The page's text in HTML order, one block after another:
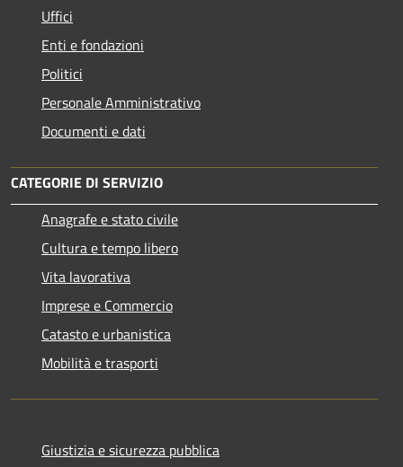
Uffici
Enti e fondazioni
Politici
Personale Amministrativo
Documenti e dati
CATEGORIE DI SERVIZIO
Anagrafe e stato civile
Cultura e tempo libero
Vita lavorativa
Imprese e Commercio
Catasto e urbanistica
Mobilità e trasporti
Giustizia e sicurezza pubblica